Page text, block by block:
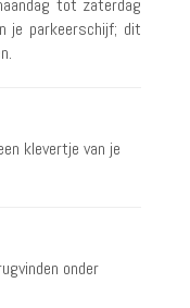
tot zaterdag
je parkeerschijf; dit
klevertje van je
onder